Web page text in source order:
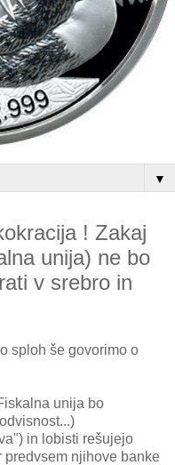
▼
! Zakaj
unija) ne bo
v srebro in
sploh še govorimo o
unija bo
in lobisti rešujejo
predvsem njihove banke